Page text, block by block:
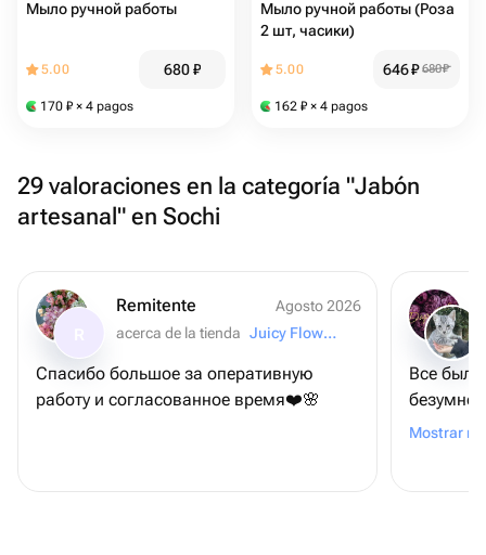
Мыло ручной работы
5.00 680₽
170 ₽ × 4 pagos
Мыло ручной работы (Роза
2 шт, часики)
5.00 646₽ 680₽
162 ₽ × 4 pagos
29 valoraciones en la categoría "Jabón
artesanal" en Sochi
Remitente
Agosto 2026
acerca de la tienda
Juicy Flowers
Спасибо большое за оперативную
работу и согласованное время❤️🌸
Все было
безумно
быстрее.
Mostrar